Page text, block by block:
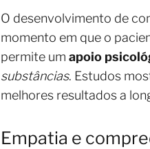
O desenvolvimento de
momento em que o
permite um apoio
substâncias. Estudos
melhores resultados a
Empatia e